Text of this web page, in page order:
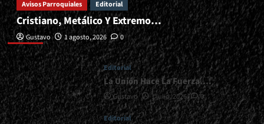
about
<small>Duister
Maanlicht:
Werken
Van
De
Duisternis<span>
|
</span>
</small>
<div>La
Editorial
Avisos Parroquiales Editorial
Cristiano, Metálico Y Extremo…
Gustavo 1 agosto, 2026 0
Editorial
La Unión Hace La Fuerza….
Gustavo 1 julio, 2026 0
Editorial